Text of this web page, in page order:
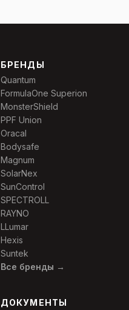
БРЕНДЫ
Quantum
FormulaOne Superion
MonsterShield
PPF Union
Oracal
Bodysafe
Magnum
SolarNex
SunControl
SPECTROLL
RAYNO
LLumar
Hexis
Suntek
Все бренды →
ДОКУМЕНТЫ